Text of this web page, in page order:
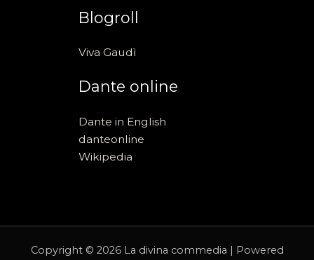
Blogroll
Viva Gaudì
Dante online
Dante in English
danteonline
Wikipedia
Copyright © 2026 La divina commedia | Powered